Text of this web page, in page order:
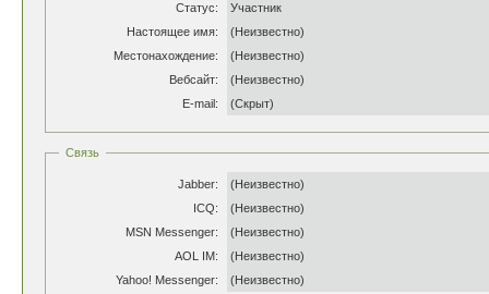
Статус:
Участник
Настоящее имя:
(Неизвестно)
Местонахождение:
(Неизвестно)
Вебсайт:
(Неизвестно)
E-mail:
(Скрыт)
Связь
Jabber:
(Неизвестно)
ICQ:
(Неизвестно)
MSN Messenger:
(Неизвестно)
AOL IM:
(Неизвестно)
Yahoo! Messenger:
(Неизвестно)